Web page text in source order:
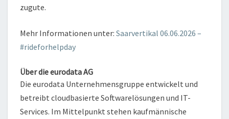
zugute.
Mehr Informationen unter: Saarvertikal 06.06.2026 –
#rideforhelpday
Über die eurodata AG
Die eurodata Unternehmensgruppe entwickelt und
betreibt cloudbasierte Softwarelösungen und IT-
Services. Im Mittelpunkt stehen kaufmännische